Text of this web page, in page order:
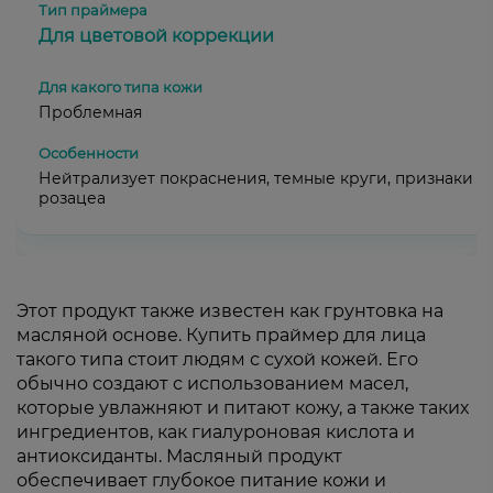
Для цветовой коррекции
Проблемная
Нейтрализует покраснения, темные круги, признаки
розацеа
Этот продукт также известен как грунтовка на
масляной основе. Купить праймер для лица
такого типа стоит людям с сухой кожей. Его
обычно создают с использованием масел,
которые увлажняют и питают кожу, а также таких
ингредиентов, как гиалуроновая кислота и
антиоксиданты. Масляный продукт
обеспечивает глубокое питание кожи и